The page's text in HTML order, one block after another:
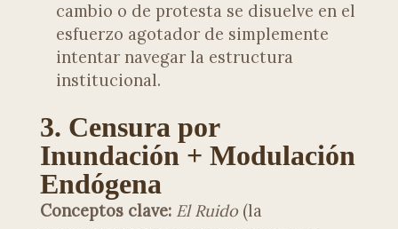
cambio o de protesta se disuelve en el
esfuerzo agotador de simplemente
intentar navegar la estructura
institucional.
3. Censura por
Inundación + Modulación
Endógena
Conceptos clave: El Ruido(la